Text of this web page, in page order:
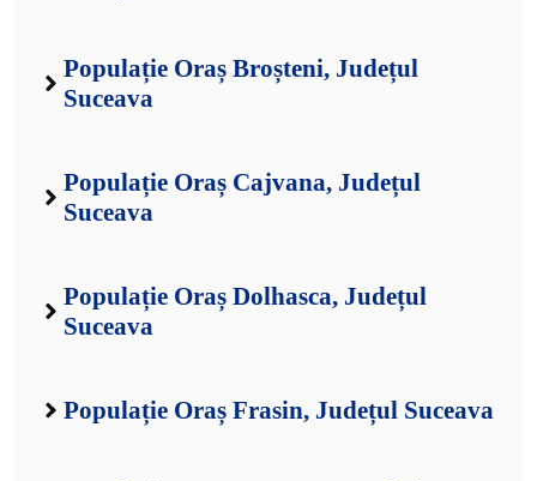
Populație Oraș Broșteni, Județul
Suceava
Populație Oraș Cajvana, Județul
Suceava
Populație Oraș Dolhasca, Județul
Suceava
Populație Oraș Frasin, Județul Suceava